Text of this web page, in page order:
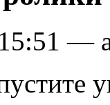
—